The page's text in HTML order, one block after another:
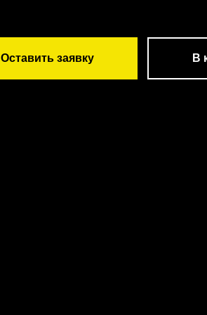
Оставить заявку В